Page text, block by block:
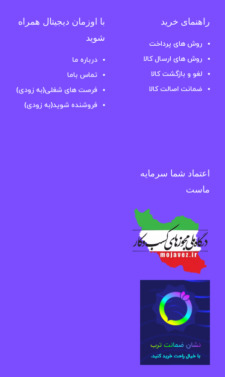
راهنمای خرید
روش های پرداخت
روش های ارسال کالا
لغو و بازگشت کالا
ضمانت اصالت کالا
با اوزمان دیجیتال همراه
شوید
درباره ما
تماس باما
فرصت های شغلی(به زودی)
فروشنده شوید(به زودی)
اعتماد شما سرمایه
ماست